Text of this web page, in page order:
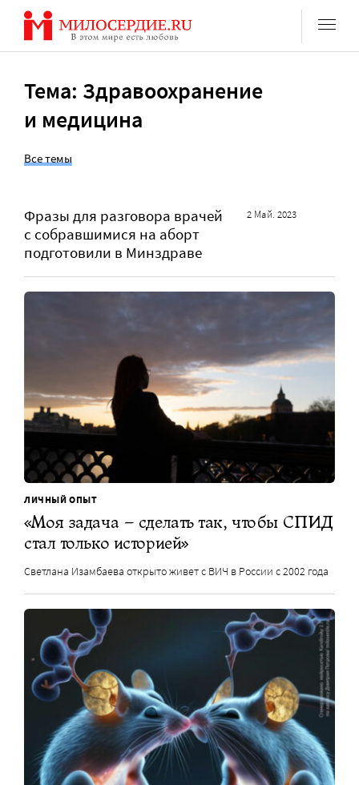
Перейти
содержанию
Тема: Здравоохранение
и медицина
Все темы
Фразы для разговора врачей
с собравшимися на аборт
подготовили в Минздраве
2 Май. 2023
ЛИЧНЫЙ ОПЫТ
«Моя задача – сделать так, чтобы СПИД
стал только историей»
Светлана Изамбаева открыто живет с ВИЧ в России с 2002 года